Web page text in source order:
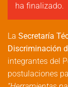
ha finalizado.
La Secretaría
Discriminación
integrantes del
postulaciones